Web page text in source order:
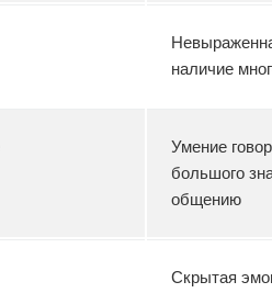
наличие
Умение
большого
общению
Скрытая